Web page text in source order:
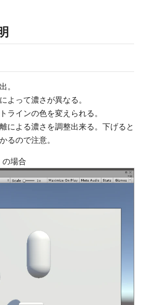
。
よって濃さが異なる。
ラインの色を変えられる。
による濃さを調整出来る。下げると
るので注意。
の場合